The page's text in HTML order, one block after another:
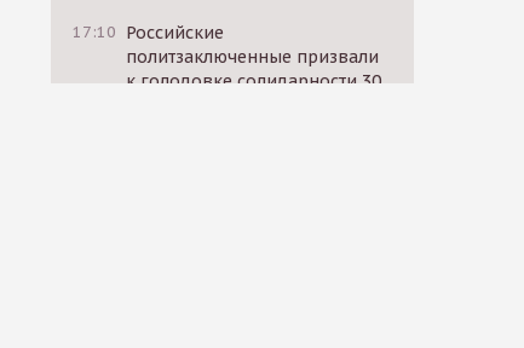
17:10 Российские
политзаключенные призвали
к голодовке солидарности 30